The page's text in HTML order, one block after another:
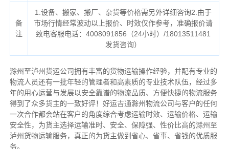
备
注
1.设备、搬家、搬厂、杂货等价格需另外详细咨询2.由于
市场行情经常波动以上报价、时效仅作参考，准确报价请
致电客服电话：4008091856（24小时）/18013511481
发货咨询）
滁州至泸州货运公司拥有丰富的货物运输操作经验，并配有专业的
物流人员还有一批年轻的管理者和高素质的专业技术队伍，经过多
年的用心运营与发展以安全靠谱的物流品质、方便快捷的物流服务
得到了众多货主的一致好评！好运吉通滁州物流公司与客户的任何
一次合作都会站在客户的角度综合考虑运输时效、运输价格、运输
安全性，为货主选择运输准时、安全、保障强、性价比高的滁州至
泸州货物运输服务，真正的为货主做到省心、省事、省钱的优质服
务。